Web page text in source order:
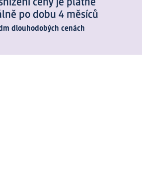
ceny je platné
po dobu 4 měsíců
dlouhodobých cenách